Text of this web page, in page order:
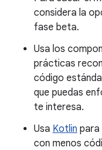
considera la
fase beta.
Usa los
prácticas
código
que puedas
te interesa.
Usa Kotlin para
con menos